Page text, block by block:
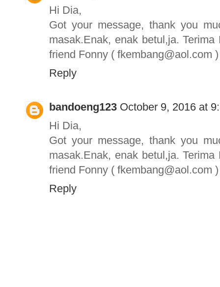
Hi Dia,
Got your message, thank you
masak.Enak, enak betul,ja.
friend Fonny ( fkembang@aol.com )
Reply
bandoeng123 October 9, 2016 at
Hi Dia,
Got your message, thank you
masak.Enak, enak betul,ja.
friend Fonny ( fkembang@aol.com )
Reply